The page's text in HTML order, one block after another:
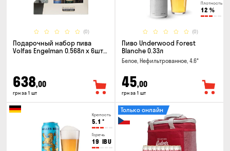
(0)
Подарочный набор пива
Volfas Engelman 0.568л x 6шт +
638,00
грн за 1 шт
Плотность
12 %
(0)
Пиво Underwood Forest
Blanche 0.33л
Белое, Нефильтрованное, 4.6°
45,00
грн за 1 шт
Крепость
5.1 °
Горечь
19 IBU
Только онлайн